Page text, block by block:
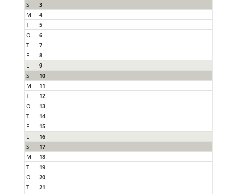
S
3
M
4
T
5
O
6
T
7
F
8
L
9
S
10
M
11
T
12
O
13
T
14
F
15
L
16
S
17
M
18
T
19
O
20
T
21